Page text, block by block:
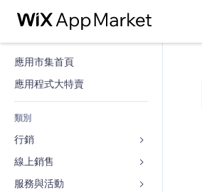
應用市集首頁
應用程式大特賣
類別
行銷
廣告
行動裝置
線上銷售
商店應用程式
服務與活動